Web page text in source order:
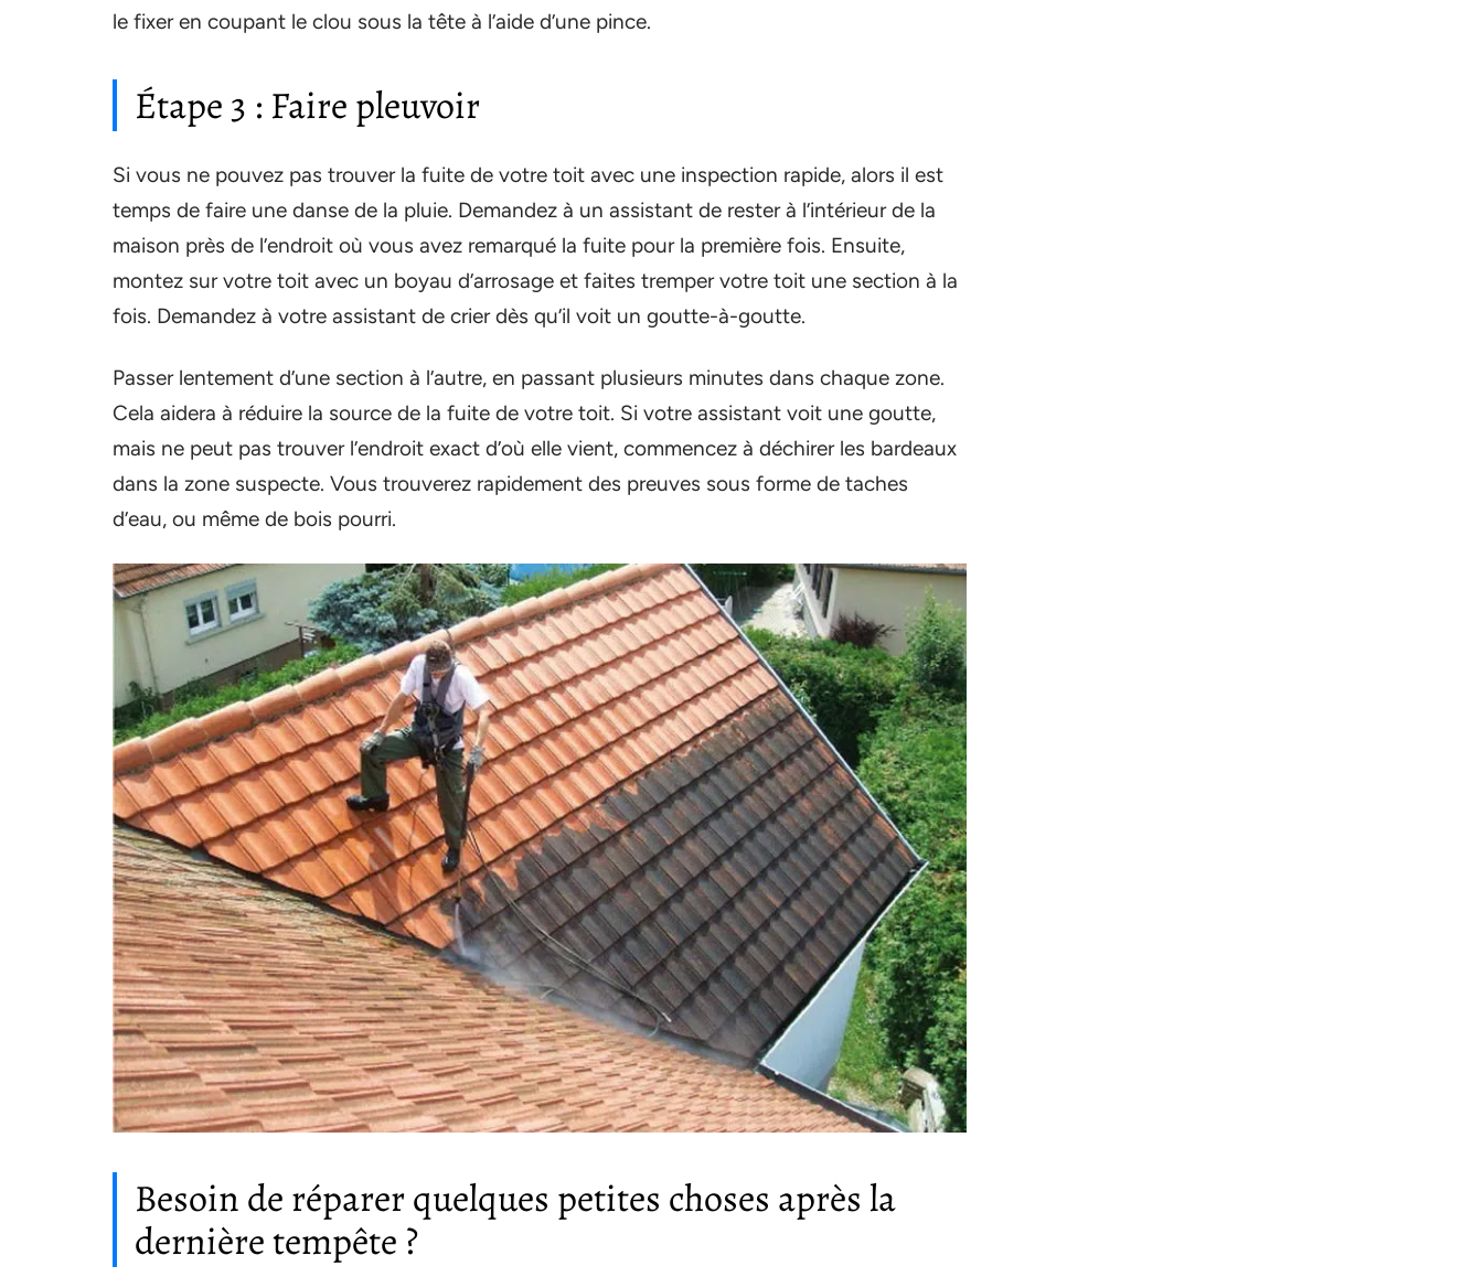
le fixer en coupant le clou sous la tête à l’aide d’une pince.
Étape 3 : Faire pleuvoir
Si vous ne pouvez pas trouver la fuite de votre toit avec une inspection rapide, alors il est
temps de faire une danse de la pluie. Demandez à un assistant de rester à l’intérieur de la
maison près de l’endroit où vous avez remarqué la fuite pour la première fois. Ensuite,
montez sur votre toit avec un boyau d’arrosage et faites tremper votre toit une section à la
fois. Demandez à votre assistant de crier dès qu’il voit un goutte-à-goutte.
Passer lentement d’une section à l’autre, en passant plusieurs minutes dans chaque zone.
Cela aidera à réduire la source de la fuite de votre toit. Si votre assistant voit une goutte,
mais ne peut pas trouver l’endroit exact d’où elle vient, commencez à déchirer les bardeaux
dans la zone suspecte. Vous trouverez rapidement des preuves sous forme de taches
d’eau, ou même de bois pourri.
Besoin de réparer quelques petites choses après la
dernière tempête ?